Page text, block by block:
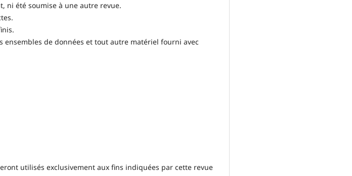
ni été soumise à une autre revue.
de données et tout autre matériel fourni avec
utilisés exclusivement aux fins indiquées par cette revue